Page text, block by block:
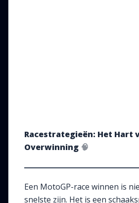
Racestrategieën: Het Hart
Overwinning 🧠
Een MotoGP-race winnen is
snelste zijn. Het is een